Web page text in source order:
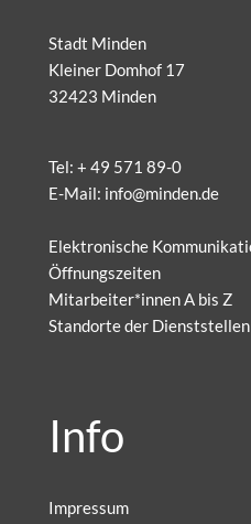
Stadt Minden
Kleiner Domhof 17
32423 Minden
Tel: + 49 571 89-0
E-Mail: info@minden.de
Elektronische
Öffnungszeiten
Mitarbeiter*innen A bis Z
Standorte der Dienststellen
Info
Impressum